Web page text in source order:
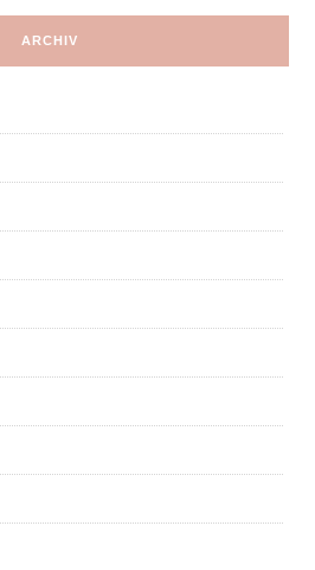
ARCHIV